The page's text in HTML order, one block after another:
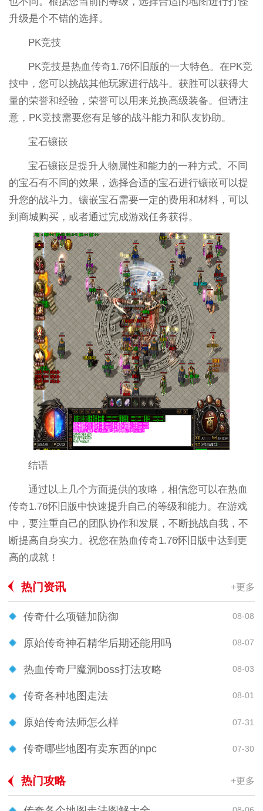
升级是个不错的选择。
PK竞技
PK竞技是热血传奇1.76怀旧版的一大特色。在PK竞
技中，您可以挑战其他玩家进行战斗。获胜可以获得大
量的荣誉和经验，荣誉可以用来兑换高级装备。但请注
意，PK竞技需要您有足够的战斗能力和队友协助。
宝石镶嵌
宝石镶嵌是提升人物属性和能力的一种方式。不同
的宝石有不同的效果，选择合适的宝石进行镶嵌可以提
升您的战斗力。镶嵌宝石需要一定的费用和材料，可以
到商城购买，或者通过完成游戏任务获得。
结语
通过以上几个方面提供的攻略，相信您可以在热血
传奇1.76怀旧版中快速提升自己的等级和能力。在游戏
中，要注重自己的团队协作和发展，不断挑战自我，不
断提高自身实力。祝您在热血传奇1.76怀旧版中达到更
高的成就！
热门资讯 +更多
传奇什么项链加防御 08-08
原始传奇神石精华后期还能用吗 08-07
热血传奇尸魔洞boss打法攻略 08-03
传奇各种地图走法 08-01
原始传奇法师怎么样 07-31
传奇哪些地图有卖东西的npc 07-30
热门攻略 +更多